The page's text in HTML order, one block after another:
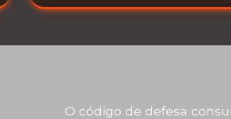
O código de defesa